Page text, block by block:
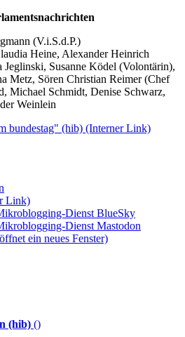
(V.i.S.d.P.)
Heine, Alexander Heinrich
Jeglinski, Susanne Ködel (Volontärin),
Metz, Sören Christian Reimer (Chef
Michael Schmidt, Denise Schwarz,
Weinlein
bundestag" (hib) (Interner Link)
Link)
Dienst BlueSky
Dienst Mastodon
ein neues Fenster)
(hib) ()